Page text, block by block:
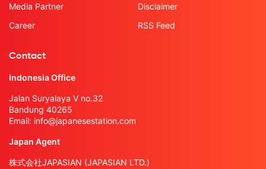
Media Partner
Career
Disclaimer
RSS Feed
Contact
Indonesia Office
Jalan Suryalaya V no.32
Bandung 40265
Email: info@japanesestation.com
Japan Agent
株式会社JAPASIAN (JAPASIAN LTD.)